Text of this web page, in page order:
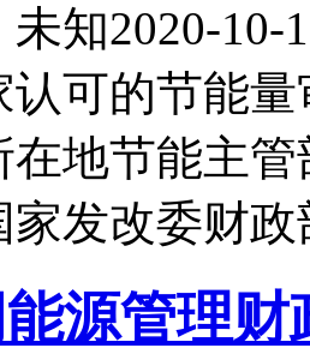
未知2020-10-
认可的节能
在地节能主
发改委财
源管理